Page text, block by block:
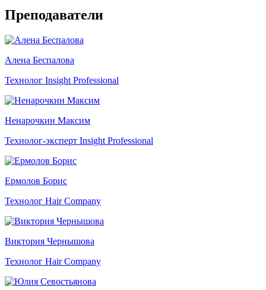
Преподаватели
Алена Беспалова
Технолог Insight Professional
Ненарочкин Максим
Технолог-эксперт Insight Professional
Ермолов Борис
Технолог Hair Company
Виктория Чернышова
Технолог Hair Company